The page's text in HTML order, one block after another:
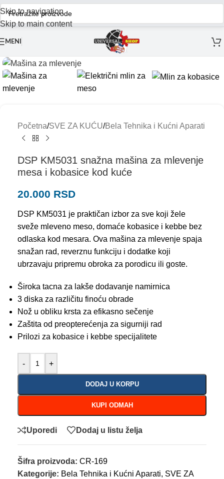
Skip to navigation
Skip to main content
MENI
Početna/SVE ZA KUĆU/Bela Tehnika i Kućni Aparati
DSP KM5031 snažna mašina za mlevenje
mesa i kobasice kod kuće
20.000 RSD
DSP KM5031 je praktičan izbor za sve koji žele
sveže mleveno meso, domaće kobasice i kebbe bez
odlaska kod mesara. Ova mašina za mlevenje spaja
snažan rad, reverznu funkciju i dodatke koji
ubrzavaju pripremu obroka za porodicu ili goste.
Široka tacna za lakše dodavanje namirnica
3 diska za različitu finoću obrade
Nož u obliku krsta za efikasno sečenje
Zaštita od preopterećenja za sigurniji rad
Prilozi za kobasice i kebbe specijalitete
- +
DODAJ U KORPU
KUPI ODMAH
Uporedi Dodaj u listu želja
Šifra proizvoda: CR-169
Kategorije: Bela Tehnika i Kućni Aparati, SVE ZA